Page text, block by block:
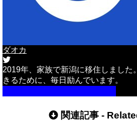
ダオカ
2019年、家族で新潟に移住しました
きるために、毎日励んでいます。
関連記事 -